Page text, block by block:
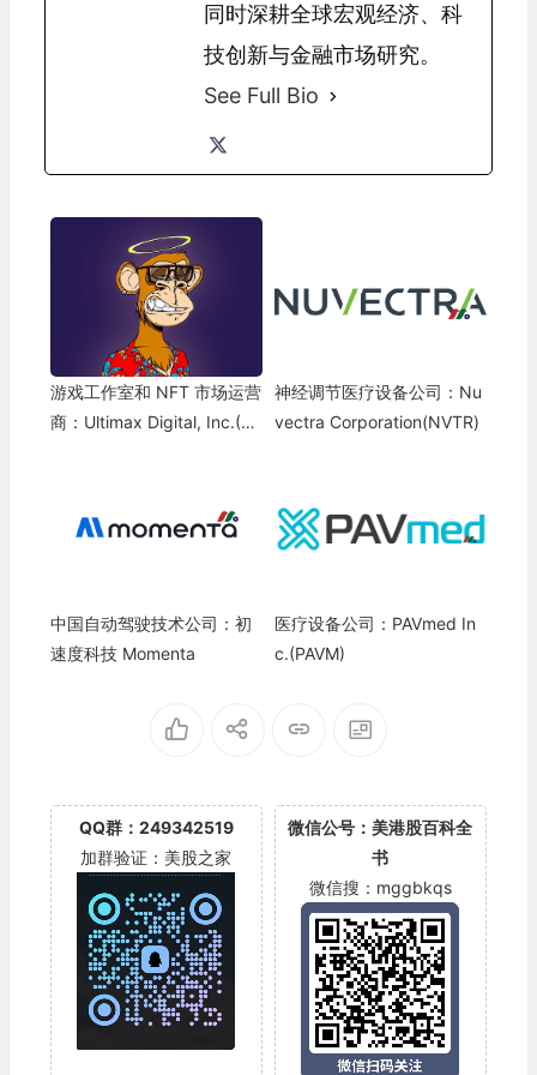
同时深耕全球宏观经济、科
技创新与金融市场研究。
See Full Bio
游戏工作室和 NFT 市场运营
商：Ultimax Digital, Inc.(N
神经调节医疗设备公司：Nu
vectra Corporation(NVTR)
中国自动驾驶技术公司：初
速度科技 Momenta
医疗设备公司：PAVmed In
c.(PAVM)
QQ群：249342519
加群验证：美股之家
微信公号：美港股百科全
书
微信搜：mggbkqs